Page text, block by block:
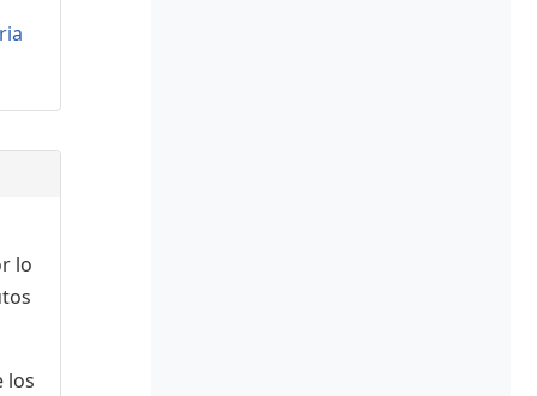
lo
los